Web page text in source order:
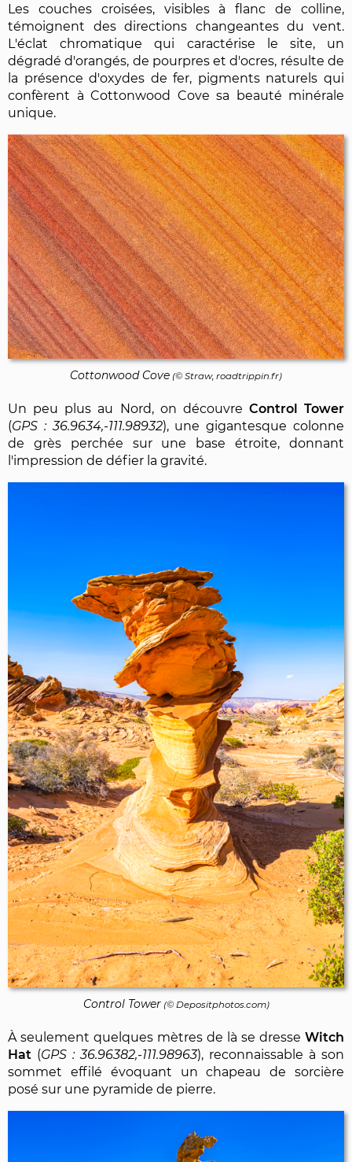
Les couches croisées, visibles à flanc de colline,
témoignent des directions changeantes du vent.
L'éclat chromatique qui caractérise le site, un
dégradé d'orangés, de pourpres et d'ocres, résulte de
la présence d'oxydes de fer, pigments naturels qui
confèrent à Cottonwood Cove sa beauté minérale
unique.
Cottonwood Cove (© Straw, roadtrippin.fr)
Un peu plus au Nord, on découvre Control Tower
(
36.9634,-111.98932), une gigantesque colonne
de grès perchée sur une base étroite, donnant
l'impression de défier la gravité.
Control Tower(© Depositphotos.com)
À seulement quelques mètres de là se dresse Witch
Hat ( 36.96382,-111.98963), reconnaissable à son
sommet effilé évoquant un chapeau de sorcière
posé sur une pyramide de pierre.